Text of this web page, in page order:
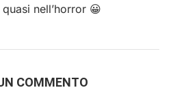
nell’horror 😀
COMMENTO